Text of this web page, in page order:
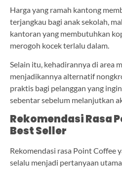
Harga yang ramah kantong
terjangkau bagi anak sekolah,
kantoran yang membutuhkan
merogoh kocek terlalu dalam.
Selain itu, kehadirannya di area
menjadikannya alternatif
praktis bagi pelanggan yang
sebentar sebelum melanjutkan
Rekomendasi Rasa
Best Seller
Rekomendasi rasa Point Coffee
selalu menjadi pertanyaan